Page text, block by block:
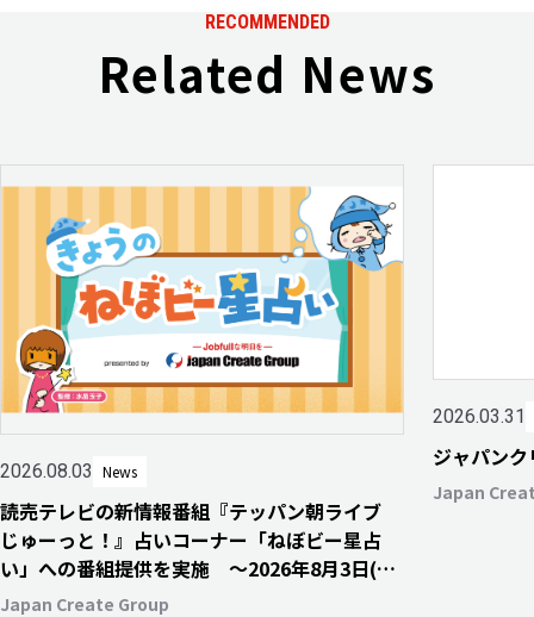
RECOMMENDED
Related News
2026.08.03 News
読売テレビの新情報番組『テッパン朝ライブ
じゅーっと！』占いコーナー「ねぼビー星占
い」への番組提供を実施 〜2026年8月3日(月)
より毎週月・水・金曜日にて放送開始〜
Japan Create Group
2026.03.31
ジャパン
Japan